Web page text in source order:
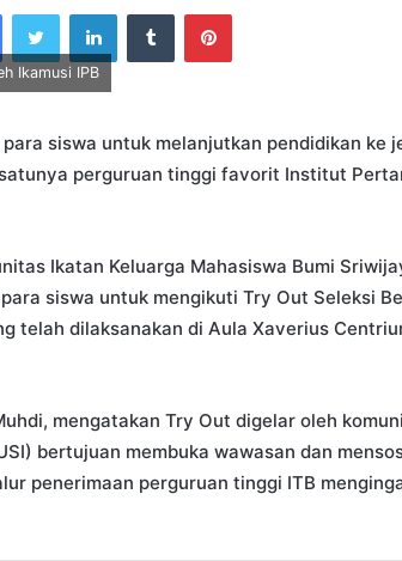
FacebookTwitterLinkedInTumblrPinterest
Ikamusi IPB
siswa untuk melanjutkan pendidikan ke
perguruan tinggi favorit Institut
Ikatan Keluarga Mahasiswa Bumi
siswa untuk mengikuti Try Out Seleksi
telah dilaksanakan di Aula Xaverius
mengatakan Try Out digelar oleh
bertujuan membuka wawasan dan
penerimaan perguruan tinggi ITB